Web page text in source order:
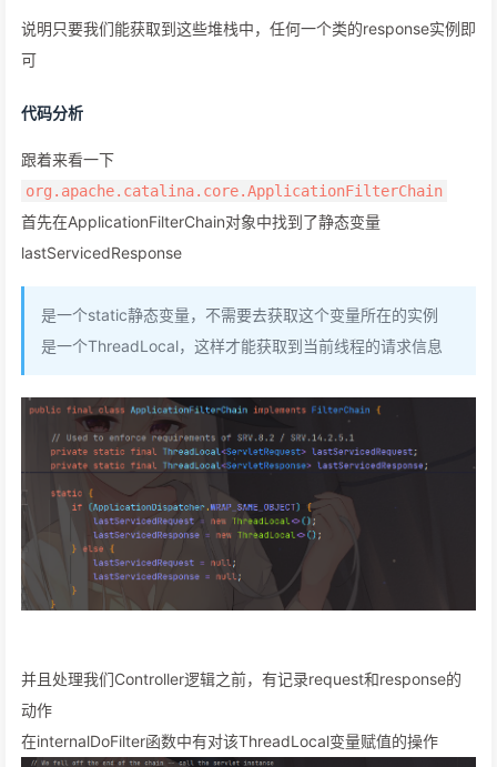
说明只要我们能获取到这些堆栈中，任何一个类的response实例即
可
代码分析
跟着来看一下
org.apache.catalina.core.ApplicationFilterChain
首先在ApplicationFilterChain对象中找到了静态变量
lastServicedResponse
是一个static静态变量，不需要去获取这个变量所在的实例
是一个ThreadLocal，这样才能获取到当前线程的请求信息
并且处理我们Controller逻辑之前，有记录request和response的
动作
在internalDoFilter函数中有对该ThreadLocal变量赋值的操作